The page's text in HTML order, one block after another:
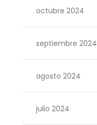
octubre 2024
septiembre 2024
agosto 2024
julio 2024